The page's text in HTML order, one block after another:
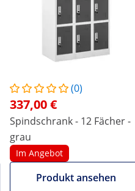
(0)
337,00 €
Spindschrank - 12 Fächer -
grau
Im Angebot
Produkt ansehen